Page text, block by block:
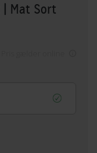
| Mat Sort